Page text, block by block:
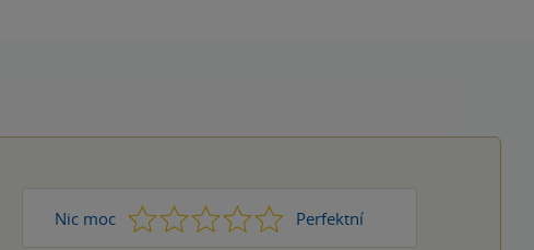
Nic moc 1 2 3 4 Perfektní
5